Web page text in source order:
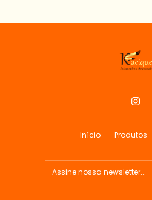
Início Produtos